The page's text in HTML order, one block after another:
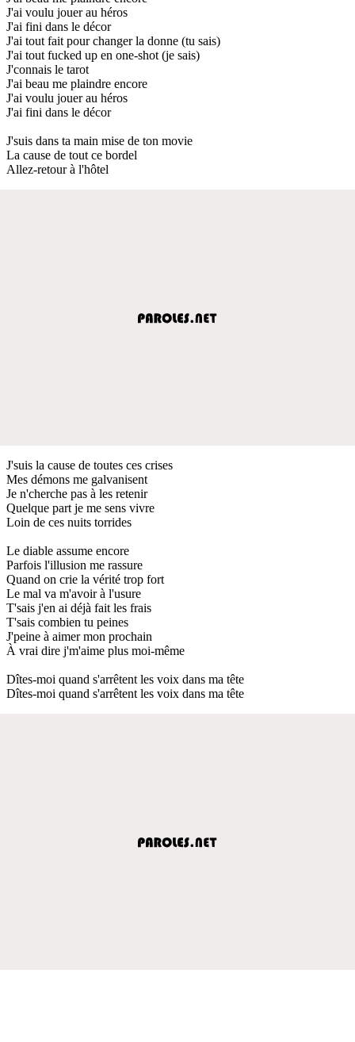
J'ai voulu jouer au héros
J'ai fini dans le décor
J'ai tout fait pour changer la donne (tu sais)
J'ai tout fucked up en one-shot (je sais)
J'connais le tarot
J'ai beau me plaindre encore
J'ai voulu jouer au héros
J'ai fini dans le décor
J'suis dans ta main mise de ton movie
La cause de tout ce bordel
Allez-retour à l'hôtel
J'suis la cause de toutes ces crises
Mes démons me galvanisent
Je n'cherche pas à les retenir
Quelque part je me sens vivre
Loin de ces nuits torrides
Le diable assume encore
Parfois l'illusion me rassure
Quand on crie la vérité trop fort
Le mal va m'avoir à l'usure
T'sais j'en ai déjà fait les frais
T'sais combien tu peines
J'peine à aimer mon prochain
À vrai dire j'm'aime plus moi-même
Dîtes-moi quand s'arrêtent les voix dans ma tête
Dîtes-moi quand s'arrêtent les voix dans ma tête